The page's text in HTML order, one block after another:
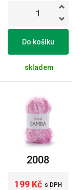
Do košíku
skladem
2008
199 Kč s DPH